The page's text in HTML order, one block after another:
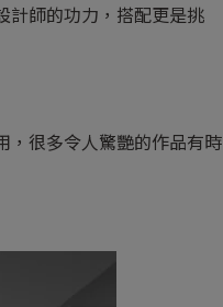
計師的功力，搭配更是挑
，很多令人驚艷的作品有時